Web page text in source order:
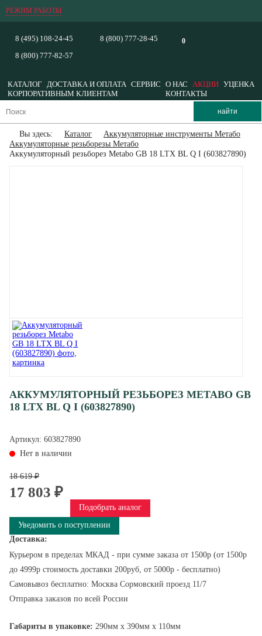
РЕЖИМ РАБОТЫ
0
8 (495) 108-24-45
8 (800) 777-82-57
8 (800) 777-28-45
КАТАЛОГ ДОСТАВКА И ОПЛАТА СЕРВИС О НАС АКЦИИ УЦЕНКА
КОРПОРАТИВНЫМ КЛИЕНТАМ
КОНТАКТЫ
Вы здесь: Каталог
Аккумуляторные инструменты Метабо
Аккумуляторные резьборезы Метабо
Аккумуляторный резьборез Metabo GB 18 LTX BL Q I (603827890)
АККУМУЛЯТОРНЫЙ РЕЗЬБОРЕЗ METABO GB
18 LTX BL Q I (603827890)
Артикул: 603827890
Нет в наличии
18 619 ₽
17 803 ₽
Подобрать аналог
Уведомить о поступлении
Доставка:
Курьером в пределах МКАД - при сумме заказа от 1500р (от 1500р
до 4999р стоимость доставки 200руб, от 5000р - бесплатно)
Самовывоз бесплатно: Москва Сормовский проезд 11/7
Отправка заказов по всей России
Габариты в упаковке: 290мм x 390мм x 110мм